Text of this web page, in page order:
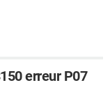
erreur P07